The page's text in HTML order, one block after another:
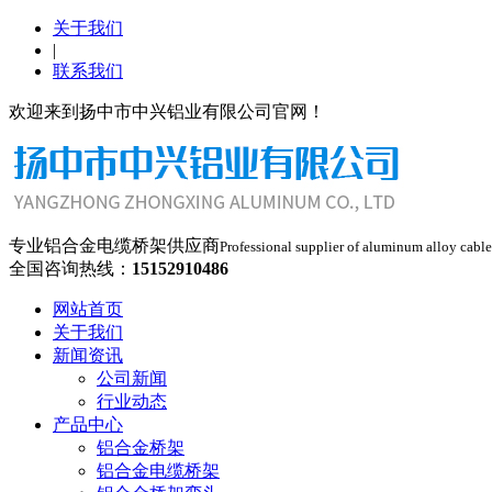
关于我们
|
联系我们
欢迎来到扬中市中兴铝业有限公司官网！
专业铝合金电缆桥架供应商Professional supplier of aluminum alloy
全国咨询热线： 15152910486
网站首页
关于我们
新闻资讯
公司新闻
行业动态
产品中心
铝合金桥架
铝合金电缆桥架